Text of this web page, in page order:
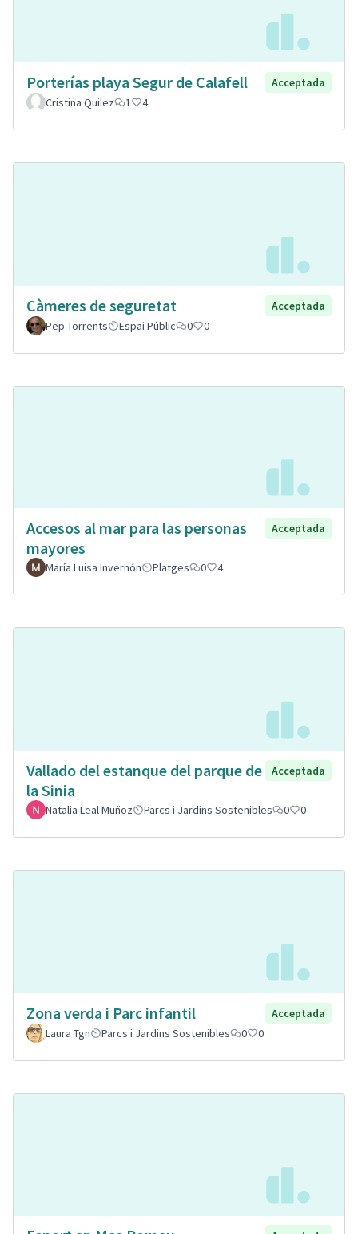
Porterías playa Segur de Calafell
Acceptada
Cristina Quilez
1 4
Càmeres de seguretat
Acceptada
Pep Torrents
Espai Públic 0 0
Accesos al mar para las personas
mayores
Acceptada
María Luisa Invernón Platges 0 4
Vallado del estanque del parque de
la Sinia
Acceptada
Natalia Leal Muñoz Parcs i Jardins Sostenibles 0 0
Zona verda i Parc infantil
Acceptada
Laura Tgn
Parcs i Jardins Sostenibles 0 0